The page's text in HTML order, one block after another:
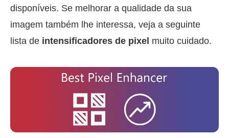
disponíveis. Se melhorar a qualidade da sua
imagem também lhe interessa, veja a seguinte
lista de intensificadores de pixel muito cuidado.